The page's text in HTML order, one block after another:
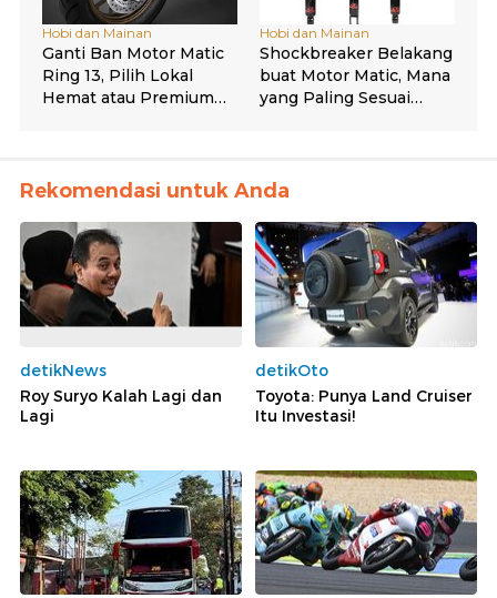
Rekomendasi untuk Anda
detikNews
Roy Suryo Kalah Lagi dan
Lagi
detikOto
Toyota: Punya Land Cruiser
Itu Investasi!